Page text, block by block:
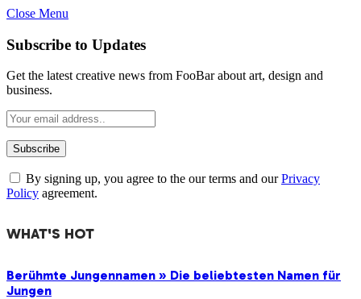
Close Menu
Subscribe to Updates
Get the latest creative news from FooBar about art, design and
business.
By signing up, you agree to the our terms and ourPrivacy
Policy agreement.
WHAT'S HOT
Berühmte Jungennamen » Die beliebtesten Namen für
Jungen